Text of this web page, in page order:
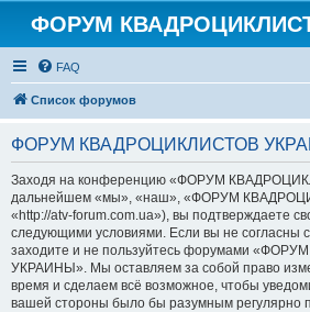
ФОРУМ
FAQ
Список форумов
ФОРУМ КВАДРОЦИКЛИСТОВ
Заходя на конференцию «ФОРУМ
дальнейшем «мы», «наш», «ФОРУМ
«http://atv-forum.com.ua»), вы подтверждаете
следующими условиями. Если вы не согласны
заходите и не пользуйтесь форумами
УКРАИНЫ». Мы оставляем за собой право
время и сделаем всё возможное, чтобы
вашей стороны было бы разумным регулярно